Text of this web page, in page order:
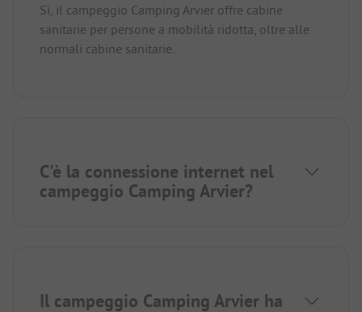
Sì, il campeggio Camping Arvier offre cabine
sanitarie per persone a mobilità ridotta, oltre alle
normali cabine sanitarie.
C'è la connessione internet nel
campeggio Camping Arvier?
Il campeggio Camping Arvier ha